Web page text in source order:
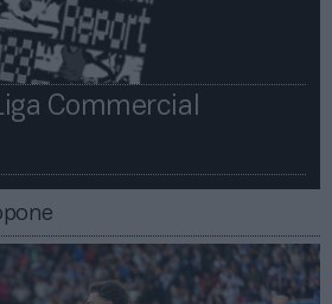
Commercial